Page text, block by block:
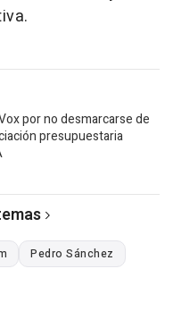
por no desmarcarse de
presupuestaria
Pedro Sánchez